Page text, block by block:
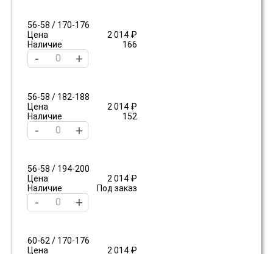
56-58 / 170-176
Цена
2 014 ₽
Наличие
166
- +
56-58 / 182-188
Цена
2 014 ₽
Наличие
152
- +
56-58 / 194-200
Цена
2 014 ₽
Наличие
Под заказ
- +
60-62 / 170-176
Цена
2 014 ₽